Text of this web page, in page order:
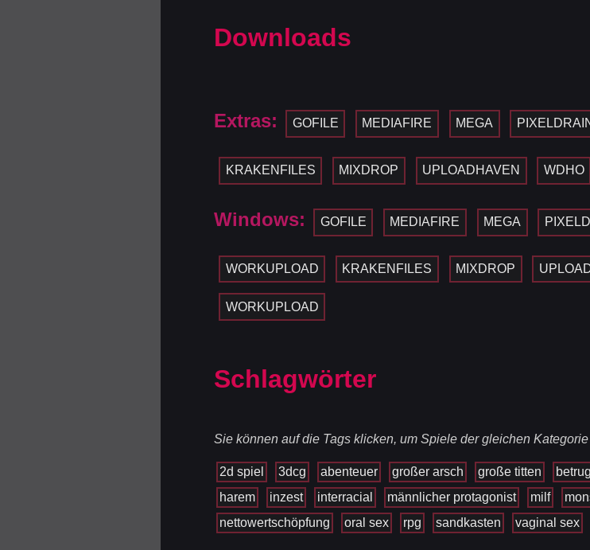
Downloads
Extras: GOFILE MEDIAFIRE MEGA
KRAKENFILES MIXDROP UPLOADHAVEN WDHO
Windows: GOFILE MEDIAFIRE MEGA
WORKUPLOAD KRAKENFILES MIXDROP
WORKUPLOAD
Schlagwörter
Sie können auf die Tags klicken, um Spiele der gleichen
2d spiel 3dcg abenteuer großer arsch große titten betrug
harem
inzest interracial männlicher protagonist milf
nettowertschöpfung
oral sex rpg sandkasten vaginal sex